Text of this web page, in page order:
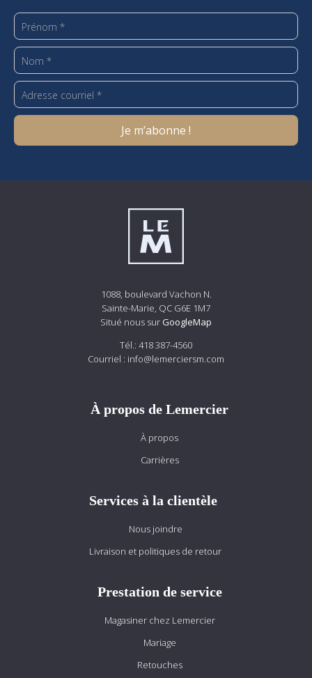
1088, boulevard Vachon N.
Sainte-Marie, QC G6E 1M7
Situé nous sur GoogleMap
Tél.: 418 387-4560
Courriel : info@lemerciersm.com
À propos de Lemercier
À propos
Carrières
Services à la clientèle
Nous joindre
Livraison et politiques de retour
Prestation de service
Magasiner chez Lemercier
Mariage
Retouches